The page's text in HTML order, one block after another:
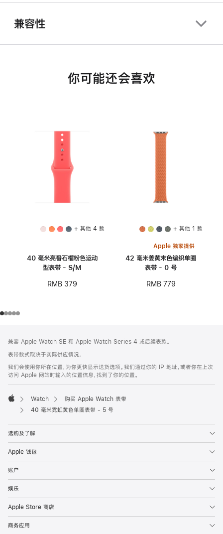
兼容性
你可能还会喜欢
+ 其他 4 款
40 毫米亮番石榴粉色运动
型表带 - S/M
RMB 379
+ 其他 1 款
Apple 独家提供
42 毫米姜黄末色编织单圈
表带 - 0 号
RMB 779
页
页
脚
注
兼容 Apple Watch SE 和 Apple Watch Series 4 或后续表款。
表带款式取决于实际供应情况。
我们会使用你所在位置，为你更快显示送货选项。我们通过你的 IP 地址，或者你在上次
访问 Apple 网站时输入的位置信息，找到了你的位置。
Apple
Watch
购买 Apple Watch 表带
40 毫米霓虹黄色单圈表带 - 5 号
选购及了解
Apple 钱包
账户
娱乐
Apple Store 商店
商务应用